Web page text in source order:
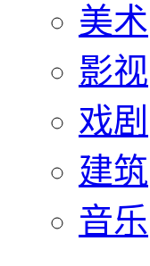
美术
影视
戏剧
建筑
音乐